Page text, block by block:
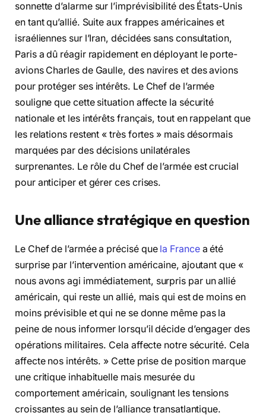
sonnette d’alarme sur l’imprévisibilité des États-Unis
en tant qu’allié. Suite aux frappes américaines et
israéliennes sur l’Iran, décidées sans consultation,
Paris a dû réagir rapidement en déployant le porte-
avions Charles de Gaulle, des navires et des avions
pour protéger ses intérêts. Le Chef de l’armée
souligne que cette situation affecte la sécurité
nationale et les intérêts français, tout en rappelant que
les relations restent « très fortes » mais désormais
marquées par des décisions unilatérales
surprenantes. Le rôle du Chef de l’armée est crucial
pour anticiper et gérer ces crises.
Une alliance stratégique en question
Le Chef de l’armée a précisé que la Francea été
surprise par l’intervention américaine, ajoutant que «
nous avons agi immédiatement, surpris par un allié
américain, qui reste un allié, mais qui est de moins en
moins prévisible et qui ne se donne même pas la
peine de nous informer lorsqu’il décide d’engager des
opérations militaires. Cela affecte notre sécurité. Cela
affecte nos intérêts. » Cette prise de position marque
une critique inhabituelle mais mesurée du
comportement américain, soulignant les tensions
croissantes au sein de l’alliance transatlantique.